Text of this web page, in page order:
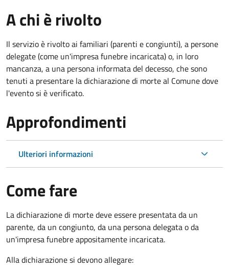
A chi è rivolto
Il servizio è rivolto ai familiari (parenti e congiunti), a persone
delegate (come un'impresa funebre incaricata) o, in loro
mancanza, a una persona informata del decesso, che sono
tenuti a presentare la dichiarazione di morte al Comune dove
l'evento si è verificato.
Approfondimenti
Ulteriori informazioni
Come fare
La dichiarazione di morte deve essere presentata da un
parente, da un congiunto, da una persona delegata o da
un'impresa funebre appositamente incaricata.
Alla dichiarazione si devono allegare: